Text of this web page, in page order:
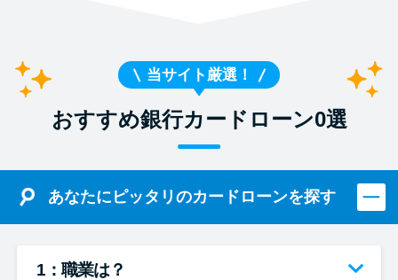
当サイト厳選！
おすすめ銀行カードローン0選
あなたにピッタリのカードローンを探す
1：職業は？